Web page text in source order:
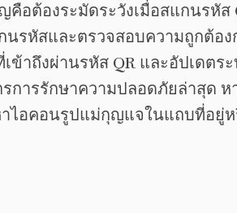
อต้องระมัดระวังเมื่อสแกนรหัส
รหัสและตรวจสอบความถูกต้อง
าถึงผ่านรหัส QR และอัปเดตร
ารรักษาความปลอดภัยล่าสุด
ไอคอนรูปแม่กุญแจในแถบที่อยู่